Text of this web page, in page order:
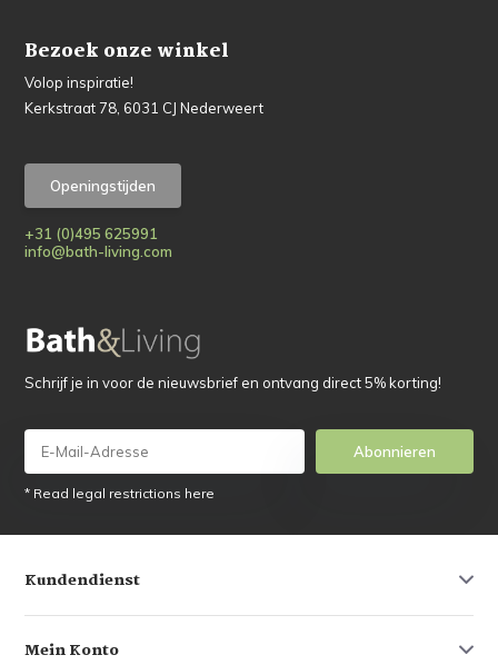
Bezoek onze winkel
Volop inspiratie!
Kerkstraat 78, 6031 CJ Nederweert
Openingstijden
+31 (0)495 625991
info@bath-living.com
Schrijf je in voor de nieuwsbrief en ontvang direct 5% korting!
Abonnieren
* Read legal restrictions here
Kundendienst
Mein Konto